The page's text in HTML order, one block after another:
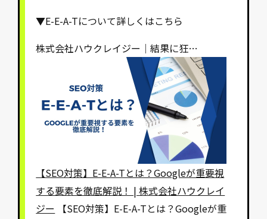
▼E-E-A-Tについて詳しくはこちら
株式会社ハウクレイジー｜結果に狂…
【SEO対策】E-E-A-Tとは？Googleが重要視
する要素を徹底解説！ | 株式会社ハウクレイ
ジー 【SEO対策】E-E-A-Tとは？Googleが重